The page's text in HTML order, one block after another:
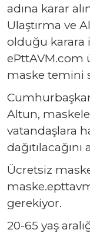
adına karar
Ulaştırma ve
olduğu karara
ePttAVM.com
maske temini
Altun,
vatandaşlara
dağıtılacağını
Ücretsiz
gerekiyor.
20-65 yaş